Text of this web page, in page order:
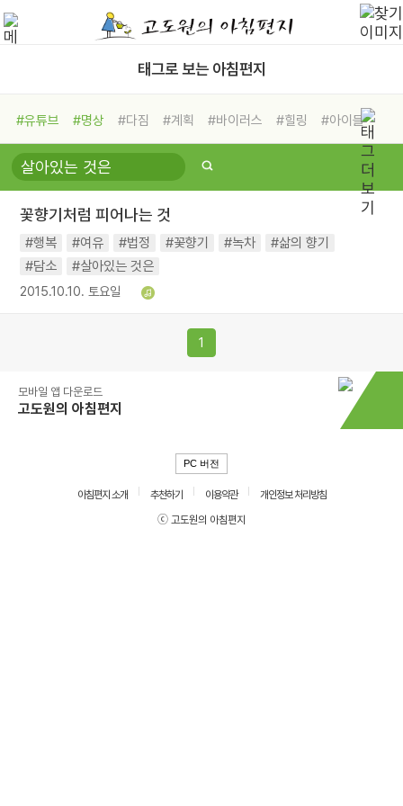
태그로 보는 아침편지
#유튜브 #명상 #다짐 #계획 #바이러스 #힐링
#아이들
#비전캠프
#독서캠프 #삶
#희망
#나눔 #친구 #링컨학교
#독서
#건강 #면역력
꽃향기처럼 피어나는 것
#행복 #여유 #법정 #꽃향기 #녹차
#삶의 향기
#담소
#살아있는 것은
2015.10.10. 토요일
1
모바일 앱 다운로드
고도원의 아침편지
PC 버전
아침편지 소개 추천하기 이용약관
개인정보 처리방침
ⓒ 고도원의 아침편지